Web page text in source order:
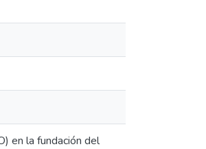
en la fundación del